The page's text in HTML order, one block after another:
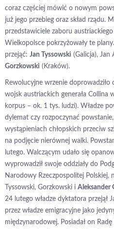
coraz częściej mówić o nowym
już jego przebieg oraz skład rządu.
przedstawiciele zaboru
Wielkopolsce pokrzyżowały te
przejąć: Jan Tyssowski (Galicja), Jan
Gorzkowski (Kraków).
Rewolucyjne wrzenie
wojsk austriackich generała Collina
korpus – ok. 1 tys. ludzi). Władze
dylemat czy rozpoczynać
wystąpieniach chłopskich przeciw
na podjęcie nierównej walki.
lutego. Walczącym udało się
wyprowadził swoje oddziały do
Narodowy Rzeczpospolitej Polskiej,
Tyssowski, Gorzkowski i Aleksander
24 lutego władze dyktatora przejął
przez władze emigracyjne jako
międzynarodowej. Posiadał on